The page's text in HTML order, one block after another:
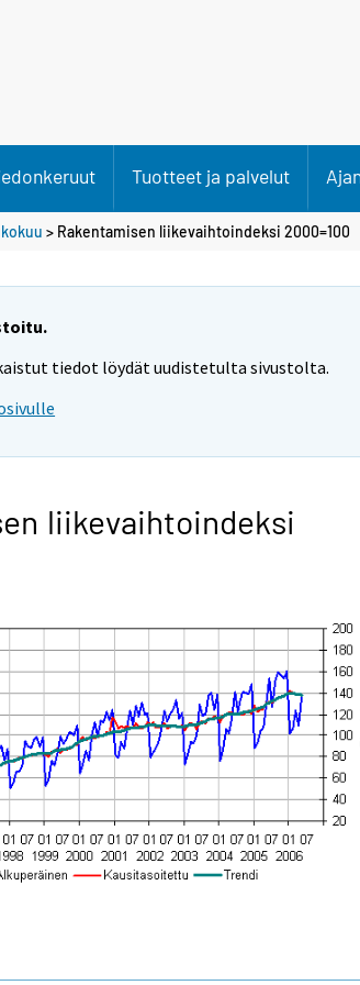
Tuotteet ja palvelut
> Rakentamisen liikevaihtoindeksi 2000=100
tiedot löydät uudistetulta sivustolta.
liikevaihtoindeksi